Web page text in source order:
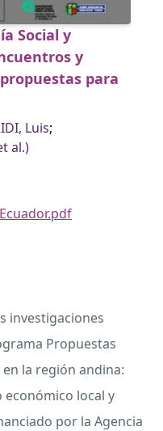
Social y
y
para
Luis;
al.)
investigaciones
Propuestas
la región andina:
local y
por la Agencia